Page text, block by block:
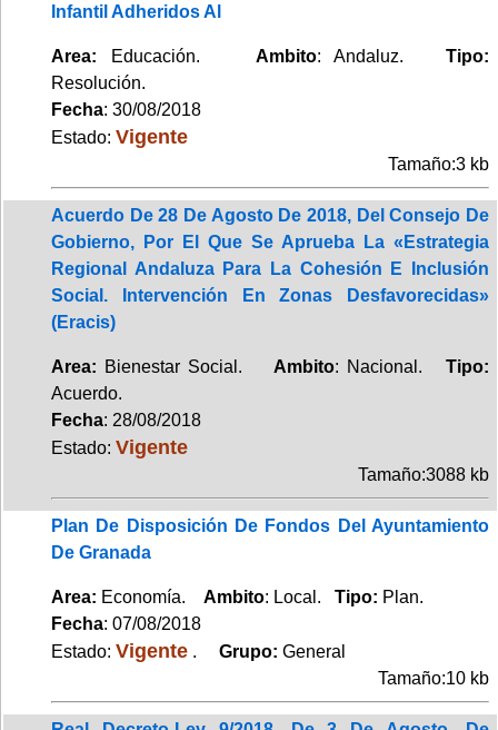
Infantil Adheridos Al
Area: Educación. Ambito: Andaluz.Tipo:
Resolución.
Fecha: 30/08/2018
Estado: Vigente
Tamaño:3 kb
Acuerdo De 28 De Agosto De 2018, Del Consejo De
Gobierno, Por El Que Se Aprueba La «Estrategia
Regional Andaluza Para La Cohesión E Inclusión
Social. Intervención En Zonas Desfavorecidas»
(Eracis)
Area: Bienestar Social. Ambito: Nacional. Tipo:
Acuerdo.
Fecha: 28/08/2018
Estado: Vigente
Tamaño:3088 kb
Plan De Disposición De Fondos Del Ayuntamiento
De Granada
Area: Economía. Ambito: Local. Tipo: Plan.
Fecha: 07/08/2018
Estado: Vigente . Grupo: General
Tamaño:10 kb